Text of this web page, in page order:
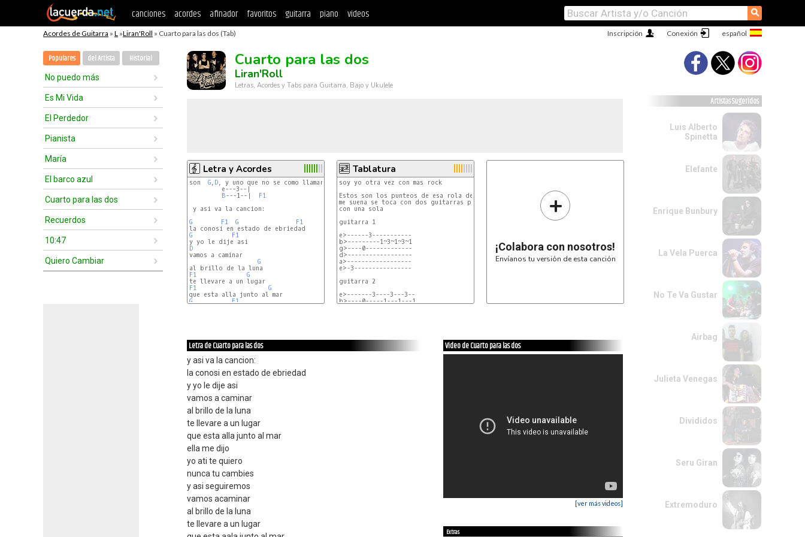
canciones acordes afinador favoritos guitarra piano videos ⚲
Acordes de Guitarra » L »Liran'Roll » Cuarto para las dos (Tab) Conexión
Inscripción
Populares del Artista Historial
No puedo más
Es Mi Vida
El Perdedor
Pianista
María
El barco azul
Cuarto para las dos
Recuerdos
10:47
Quiero Cambiar
Cuarto para las dos
Liran'Roll
Letras, Acordes y Tabs para Guitarra, Bajo y Ukulele
Letra y Acordes
son G, D, y uno que no se como llamarlo es este:
         e---3--|
B---1--| F1
y asi va la cancion:
G
F1 G
F1
G
F1
D
vamos a caminar
G
F1
G
F1
G
G
F1
Tablatura
soy yo otra vez con mas rock
Estos son los punteos de esa rola de lira n´roll como ami
me suena se toca con dos guitarras pero tambien se puede
con una sola
guitarra 1
e>------3-----------
b>---------1~3~1~3~1
g>----0-------------
d>------------------
a>------------------
e>-3----------------
guitarra 2
e>-------3----3---3--
b>----0-----1---1---1
para una guitarra sola se puede tocar asi
la rola se puede tocar con tres guitarras una guitarra ritmica
+
¡Colabora con nosotros!
Envíanos tu versión de esta canción
Letra de Cuarto para las dos
y asi va la cancion:
la conosi en estado de ebriedad
y yo le dije asi
vamos a caminar
al brillo de la luna
te llevare a un lugar
que esta alla junto al mar
ella me dijo
yo ati te quiero
nunca tu cambies
y asi seguiremos
vamos acaminar
al brillo de la luna
te llevare a un lugar
Video de Cuarto para las dos
[ver más videos]
Extras
Artistas Sugeridos
Luis Alberto
Spinetta
Elefante
Enrique Bunbury
La Vela Puerca
No Te Va Gustar
Airbag
Julieta Venegas
Divididos
Seru Giran
Extremoduro